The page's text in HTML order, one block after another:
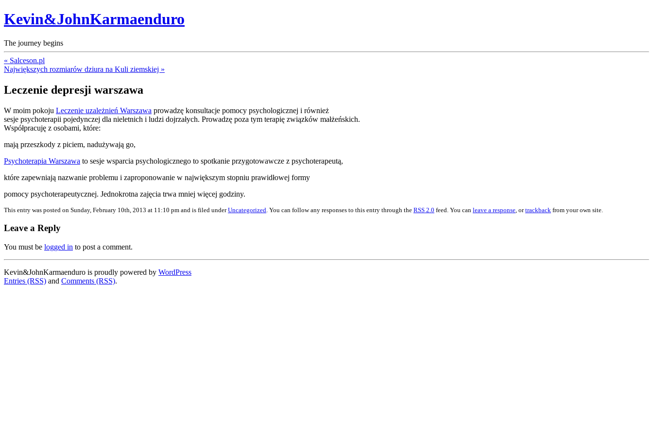
Kevin&JohnKarmaenduro
The journey begins
« Salceson.pl
Największych rozmiarów dziura na Kuli ziemskiej »
Leczenie depresji warszawa
W moim pokoju Leczenie uzależnień Warszawa prowadzę konsultacje pomocy psychologicznej i również
sesje psychoterapii pojedynczej dla nieletnich i ludzi dojrzałych. Prowadzę poza tym terapię związków małżeńskich.
Współpracuję z osobami, które:
mają przeszkody z piciem, nadużywają go,
Psychoterapia Warszawa to sesje wsparcia psychologicznego to spotkanie przygotowawcze z psychoterapeutą,
które zapewniają nazwanie problemu i zaproponowanie w największym stopniu prawidłowej formy
pomocy psychoterapeutycznej. Jednokrotna zajęcia trwa mniej więcej godziny.
This entry was posted on Sunday, February 10th, 2013 at 11:10 pm and is filed underUncategorized . You can follow any responses to this entry through the RSS 2.0 feed. You can leave a response , ortrackback from your own site.
Leave a Reply
You must be logged in to post a comment.
Kevin&JohnKarmaenduro is proudly powered by WordPress
Entries (RSS) and Comments (RSS).